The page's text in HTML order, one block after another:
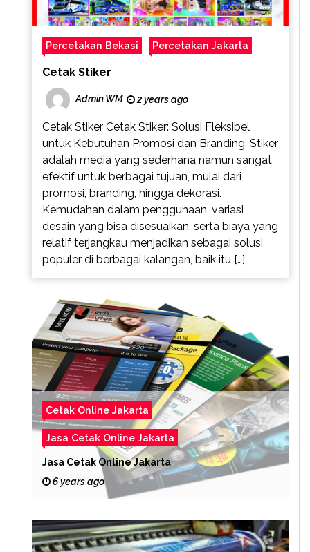
Percetakan Bekasi Percetakan Jakarta
Cetak Stiker
Admin WM 2 years ago
Cetak Stiker Cetak Stiker: Solusi Fleksibel
untuk Kebutuhan Promosi dan Branding. Stiker
adalah media yang sederhana namun sangat
efektif untuk berbagai tujuan, mulai dari
promosi, branding, hingga dekorasi.
Kemudahan dalam penggunaan, variasi
desain yang bisa disesuaikan, serta biaya yang
relatif terjangkau menjadikan sebagai solusi
populer di berbagai kalangan, baik itu […]
Cetak Online Jakarta
Jasa Cetak Online Jakarta
Jasa Cetak Online Jakarta
6 years ago